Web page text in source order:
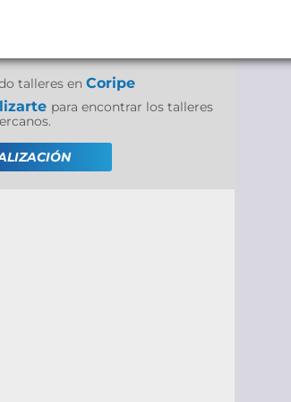
talleres en Coripe
para encontrar los talleres